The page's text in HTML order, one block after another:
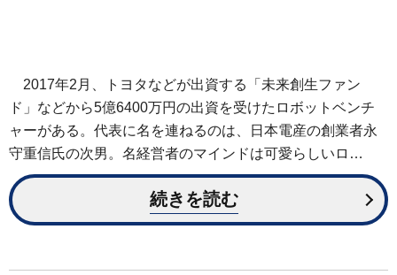
2017年2月、トヨタなどが出資する「未来創生ファン
ド」などから5億6400万円の出資を受けたロボットベンチ
ャーがある。代表に名を連ねるのは、日本電産の創業者永
守重信氏の次男。名経営者のマインドは可愛らしいロ…
続きを読む